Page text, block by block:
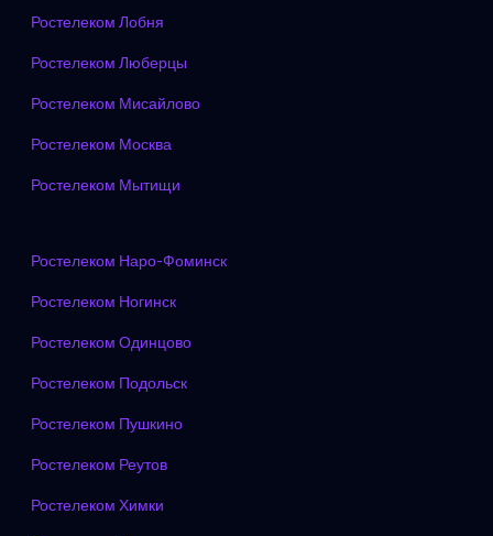
Ростелеком Лобня
Ростелеком Люберцы
Ростелеком Мисайлово
Ростелеком Москва
Ростелеком Мытищи
Ростелеком Наро-Фоминск
Ростелеком Ногинск
Ростелеком Одинцово
Ростелеком Подольск
Ростелеком Пушкино
Ростелеком Реутов
Ростелеком Химки